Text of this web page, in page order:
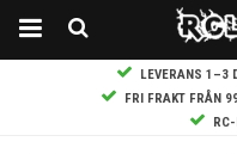
LEVERANS 1–3
FRI FRAKT FRÅN